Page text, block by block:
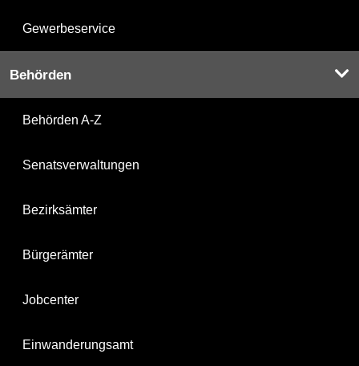
Gewerbeservice
Behörden
Behörden A-Z
Senatsverwaltungen
Bezirksämter
Bürgerämter
Jobcenter
Einwanderungsamt